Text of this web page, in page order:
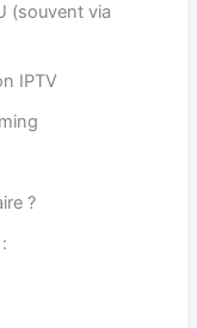
(souvent via
IPTV
?